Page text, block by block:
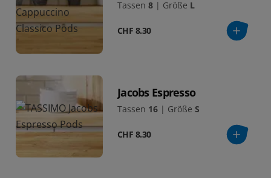
Tassen 8 | Größe L
CHF 8.30
Jacobs Espresso
Tassen 16 | Größe S
CHF 8.30